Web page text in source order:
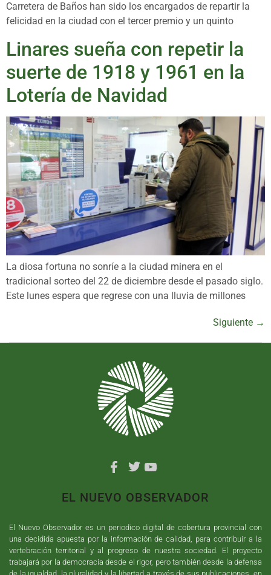
Carretera de Baños han sido los encargados de repartir la
felicidad en la ciudad con el tercer premio y un quinto
Linares sueña con repetir la
suerte de 1918 y 1961 en la
Lotería de Navidad
La diosa fortuna no sonríe a la ciudad minera en el
tradicional sorteo del 22 de diciembre desde el pasado siglo.
Este lunes espera que regrese con una lluvia de millones
Siguiente →
EL NUEVO OBSERVADOR
El Nuevo Observador es un periodico digital de cobertura provincial con
una decidida apuesta por la información de calidad, para contribuir a la
vertebración territorial y al progreso de nuestra sociedad. El proyecto
trabajará por la democracia desde el rigor, pero también desde la defensa